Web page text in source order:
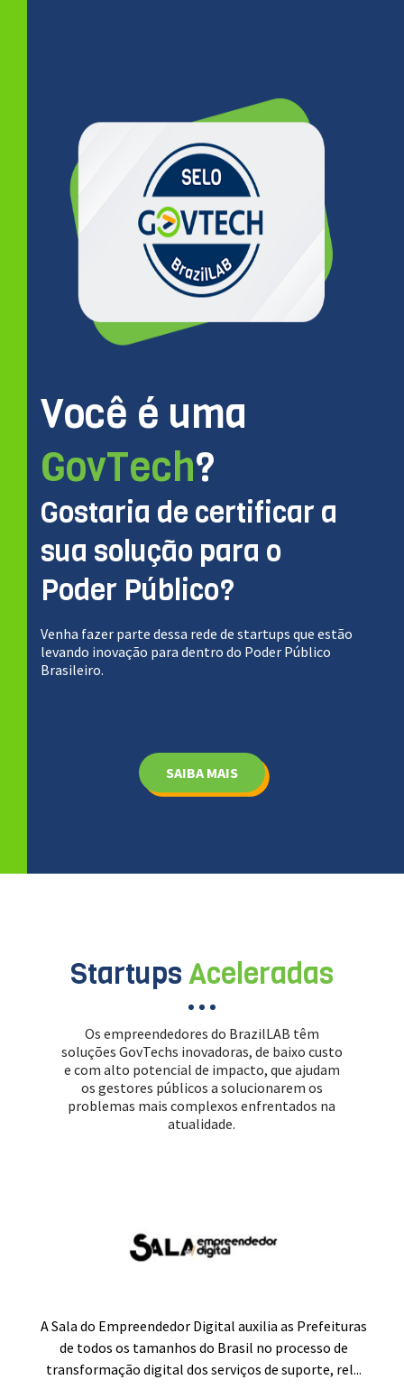
Você é uma
GovTech?
Gostaria de certificar a
sua solução para o
Poder Público?
Venha fazer parte dessa rede de startups que estão
levando inovação para dentro do Poder Público
Brasileiro.
SAIBA MAIS
StartupsAceleradas
Os empreendedores do BrazilLAB têm
soluções GovTechs inovadoras, de baixo custo
e com alto potencial de impacto, que ajudam
os gestores públicos a solucionarem os
problemas mais complexos enfrentados na
atualidade.
A Sala do Empreendedor Digital auxilia as Prefeituras
de todos os tamanhos do Brasil no processo de
transformação digital dos serviços de suporte, rel...